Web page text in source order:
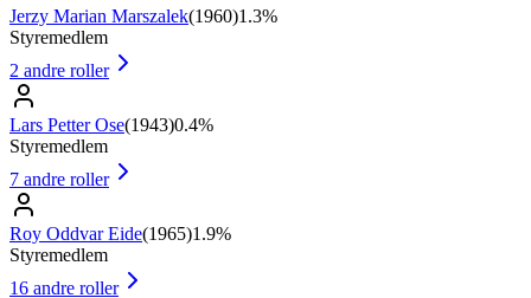
Jerzy Marian Marszalek(1960)1.3%
Styremedlem
2 andre roller
Lars Petter Ose(1943)0.4%
Styremedlem
7 andre roller
Roy Oddvar Eide(1965)1.9%
Styremedlem
16 andre roller